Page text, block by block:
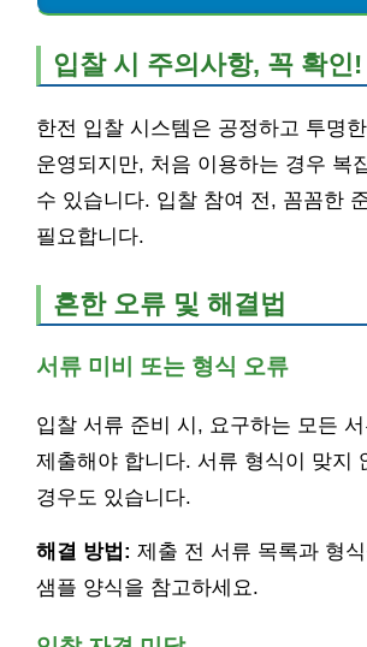
입찰 시 주의사항, 꼭 확인!
한전 입찰 시스템은 공정하고 투명
운영되지만, 처음 이용하는 경우 복
수 있습니다. 입찰 참여 전, 꼼꼼한
필요합니다.
흔한 오류 및 해결법
서류 미비 또는 형식 오류
입찰 서류 준비 시, 요구하는 모든
제출해야 합니다. 서류 형식이 맞지
경우도 있습니다.
해결 방법: 제출 전 서류 목록과 형
샘플 양식을 참고하세요.